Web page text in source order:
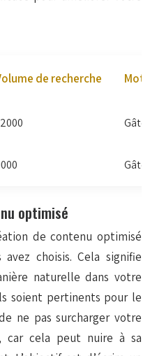
de recherche
optimisé
de contenu optimisé
choisis. Cela signifie
naturelle dans votre
soient pertinents pour le
ne pas surcharger votre
car cela peut nuire à sa